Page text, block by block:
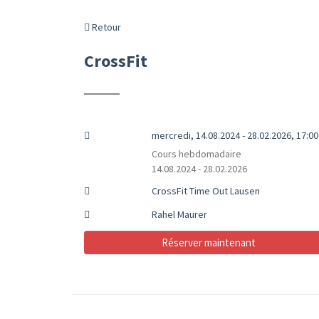
Retour
CrossFit
mercredi, 14.08.2024 - 28.02.2026,
Cours hebdomadaire
14.08.2024 - 28.02.2026
CrossFit Time Out Lausen
Rahel Maurer
Réserver maintenant